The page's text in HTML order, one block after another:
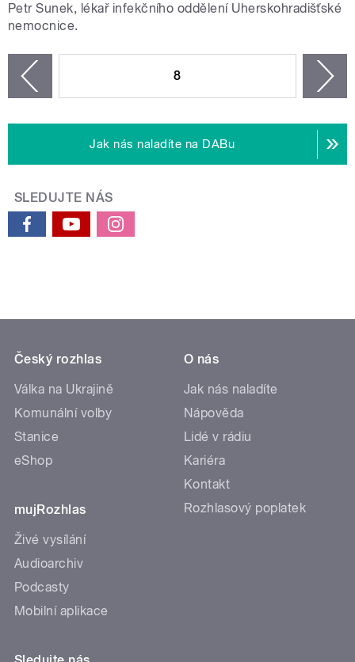
Petr Sunek, lékař infekčního oddělení Uherskohradišťské
nemocnice.
8
Jak nás naladíte na DABu
SLEDUJTE NÁS
Český rozhlas
Válka na Ukrajině
Komunální volby
Stanice
eShop
mujRozhlas
Živé vysílání
Audioarchiv
Podcasty
Mobilní aplikace
O nás
Jak nás naladíte
Nápověda
Lidé v rádiu
Kariéra
Kontakt
Rozhlasový poplatek